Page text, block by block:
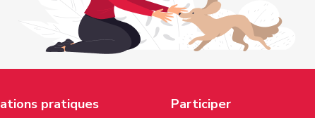
pratiques Participer